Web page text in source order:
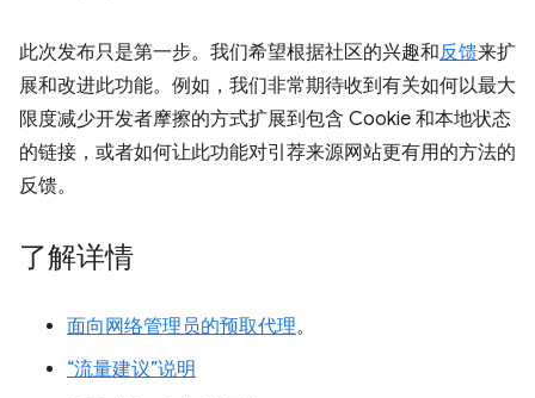
此次发布只是第一步。我们希望根据社区的兴趣和反馈来扩
展和改进此功能。例如，我们非常期待收到有关如何以最大
限度减少开发者摩擦的方式扩展到包含 Cookie 和本地状态
的链接，或者如何让此功能对引荐来源网站更有用的方法的
反馈。
了解详情
面向网络管理员的预取代理。
“流量建议”说明